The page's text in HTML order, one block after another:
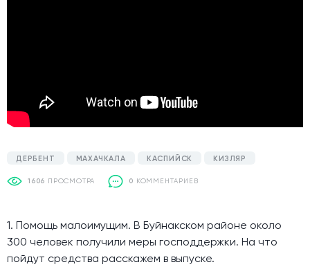
ДЕРБЕНТ МАХАЧКАЛА КАСПИЙСК КИЗЛЯР
1606 ПРОСМОТРА 0 КОММЕНТАРИЕВ
1. Помощь малоимущим. В Буйнакском районе около
300 человек получили меры господдержки. На что
пойдут средства расскажем в выпуске.